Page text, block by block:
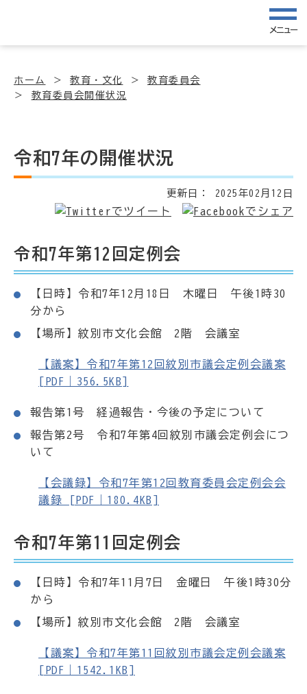
メニュー
ホーム 教育・文化
教育委員会
教育委員会開催状況
令和7年の開催状況
更新日： 2025年02月12日
令和7年第12回定例会
【日時】令和7年12月18日 木曜日 午後1時30
分から
【場所】紋別市文化会館 2階 会議室
【議案】令和7年第12回紋別市議会定例会議案
[PDF｜356.5KB]
報告第1号 経過報告・今後の予定について
報告第2号 令和7年第4回紋別市議会定例会につ
いて
【会議録】令和7年第12回教育委員会定例会会
議録 [PDF｜180.4KB]
令和7年第11回定例会
【日時】令和7年11月7日 金曜日 午後1時30分
から
【場所】紋別市文化会館 2階 会議室
【議案】令和7年第11回紋別市議会定例会議案
[PDF｜1542.1KB]